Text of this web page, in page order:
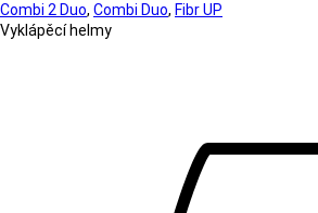
Combi 2 Duo, Combi Duo, Fibr UP
Vyklápěcí helmy